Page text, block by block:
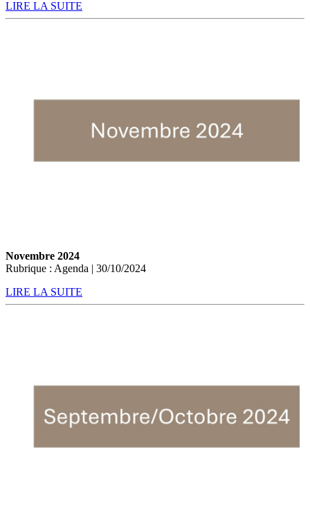
LIRE LA SUITE
Novembre 2024
Rubrique : Agenda | 30/10/2024
LIRE LA SUITE